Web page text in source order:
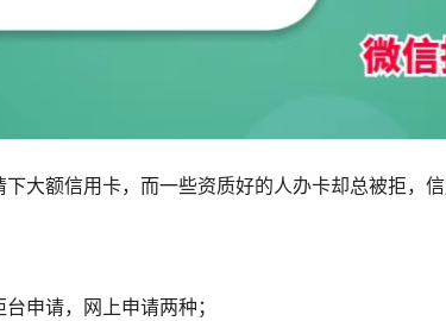
大额信用卡，而一些资质好的人办卡却总被拒，
申请，网上申请两种；